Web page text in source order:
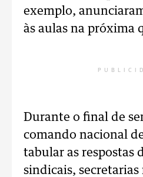
exemplo,
às aulas na próxima
Durante o final de
comando nacional
tabular as respostas
sindicais, secretarias